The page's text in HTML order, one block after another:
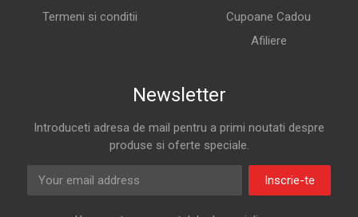
Termeni si conditii
Cupoane Cadou
Afiliere
Newsletter
Introduceti adresa de mail pentru a primi noutati despre
produse si oferte speciale.
Inscrie-te